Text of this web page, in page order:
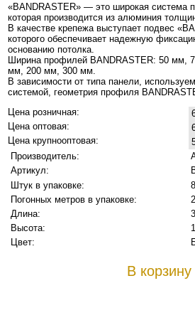
«BANDRASTER» — это широкая система
которая производится из алюминия
В качестве крепежа выступает подвес
которого обеспечивает надежную
основанию потолка.
Ширина профилей BANDRASTER: 50
мм, 200 мм, 300 мм.
В зависимости от типа панели,
системой, геометрия профиля
Цена розничная:
Цена оптовая:
Цена крупнооптовая:
Производитель:
Артикул:
Штук в упаковке:
8
Погонных метров в упаковке:
Длина:
Высота:
Цвет:
В корзину